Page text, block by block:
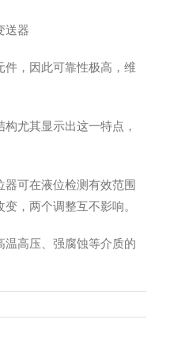
，因此可靠性极高，维
尤其显示出这一特点，
可在液位检测有效范围
，两个调整互不影响。
高压、强腐蚀等介质的